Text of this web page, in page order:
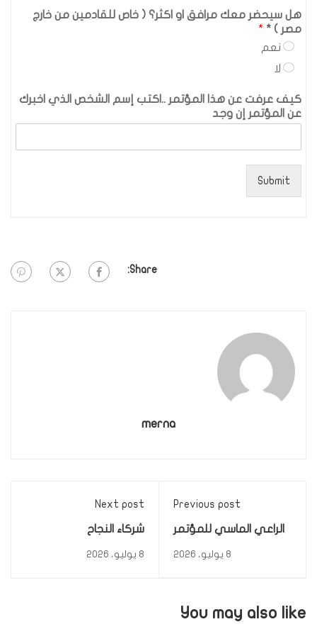
هل سيحضر معك مرافق او اكثر؟ ( خاص للقادمين من خارج
مصر ) * *
نعم
لا
كيف عرفت عن هذا المؤتمر ..اكتب إسم الشخص الذي اخبرك
عن المؤتمر إن وجد
Submit
Share:
merna
Previous post
الراعي الماسي للمؤتمر
8 يوليو، 2026
Next post
شركاء النجاح
8 يوليو، 2026
You may also like